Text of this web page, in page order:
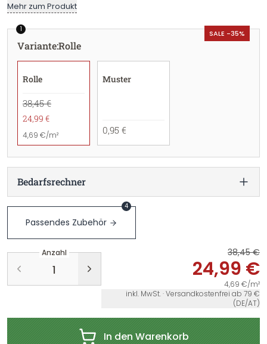
Mehr zum Produkt
SALE -35%
1
Variante:Rolle
Rolle
38,45 €
24,99 €
4,69 €/m²
Muster
0,95 €
Bedarfsrechner
Passendes Zubehör
4
Anzahl 38,45 €
24,99 €
4,69 €/m²
inkl. MwSt. · Versandkostenfrei ab 79 €
(DE/AT)
In den Warenkorb